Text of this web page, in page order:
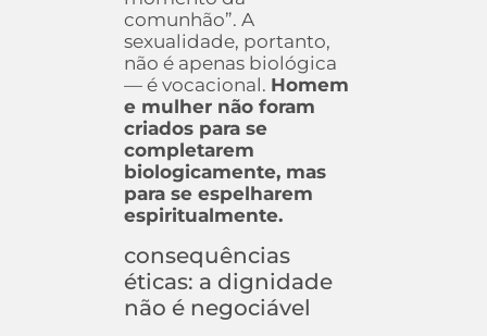
comunhão”. A
sexualidade, portanto,
não é apenas biológica
— é vocacional. Homem
e mulher não foram
criados para se
completarem
biologicamente, mas
para se espelharem
espiritualmente.
consequências
éticas: a dignidade
não é negociável